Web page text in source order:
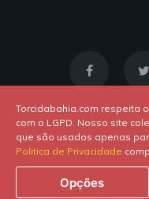
Política de
Powered byNewton
Torcidabahia.com respeita
com o LGPD. Nosso site
que são usados apenas
Politica de Privacidade
Opções